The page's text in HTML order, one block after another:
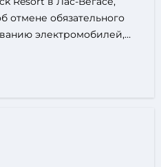
отмене обязательного
электромобилей,…